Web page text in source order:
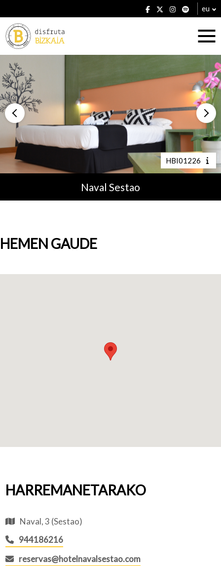
eu
Ostatuak
Jatetxeak
Planak
HBI01226
Naval Sestao
HEMEN GAUDE
HARREMANETARAKO
Naval, 3 (Sestao)
944186216
reservas@hotelnavalsestao.com